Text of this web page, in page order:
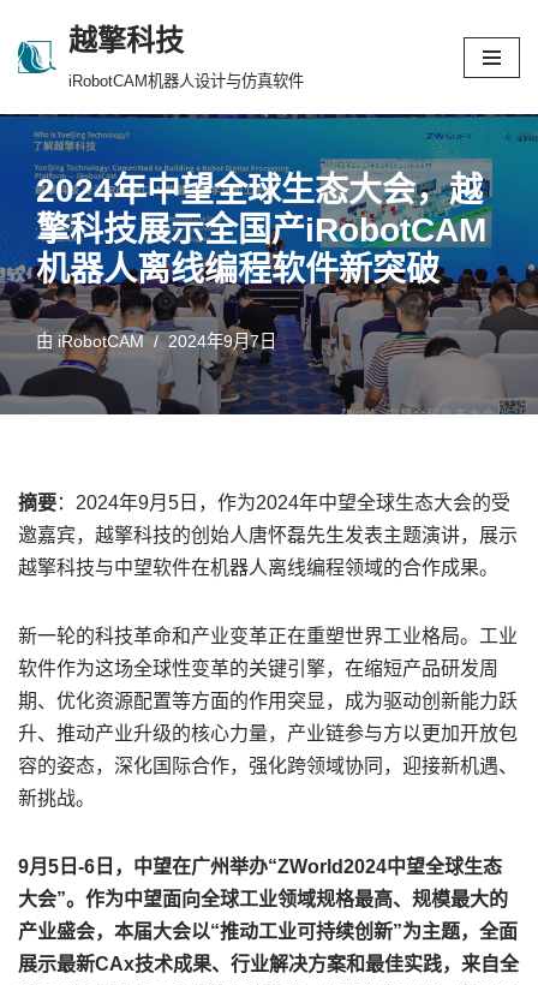
跳
正
文
越擎科技
iRobotCAM机器人设计与仿真软件
2024年中望全球生态大会，越
擎科技展示全国产iRobotCAM
机器人离线编程软件新突破
由 iRobotCAM 2024年9月7日
摘要：2024年9月5日，作为2024年中望全球生态大会的受
邀嘉宾，越擎科技的创始人唐怀磊先生发表主题演讲，展示
越擎科技与中望软件在机器人离线编程领域的合作成果。
新一轮的科技革命和产业变革正在重塑世界工业格局。工业
软件作为这场全球性变革的关键引擎，在缩短产品研发周
期、优化资源配置等方面的作用突显，成为驱动创新能力跃
升、推动产业升级的核心力量，产业链参与方以更加开放包
容的姿态，深化国际合作，强化跨领域协同，迎接新机遇、
新挑战。
9月5日-6日，中望在广州举办“ZWorld2024中望全球生态
大会”。作为中望面向全球工业领域规格最高、规模最大的
产业盛会，本届大会以“推动工业可持续创新”为主题，全面
展示最新CAx技术成果、行业解决方案和最佳实践，来自全